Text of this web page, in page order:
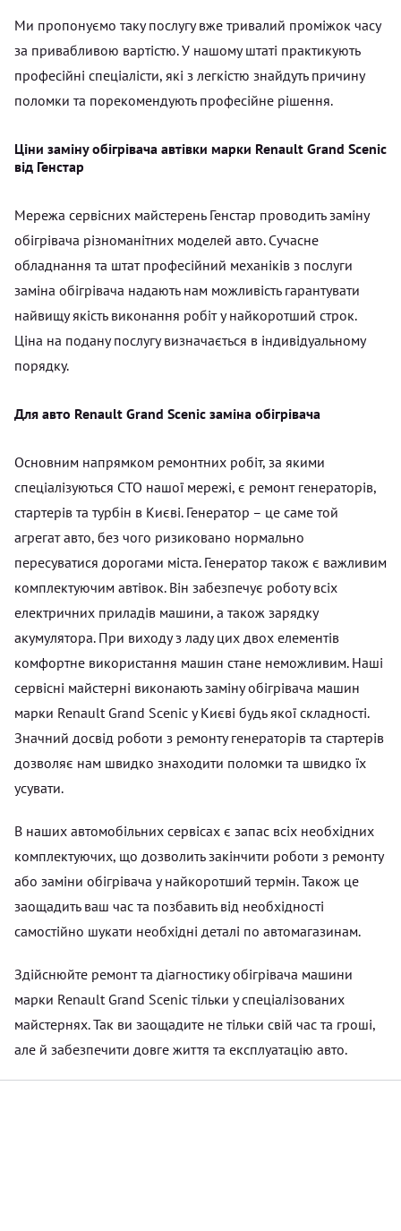
Ми пропонуємо таку послугу вже тривалий проміжок часу
за привабливою вартістю. У нашому штаті практикують
професійні спеціалісти, які з легкістю знайдуть причину
поломки та порекомендують професійне рішення.
Ціни заміну обігрівача автівки марки Renault Grand Scenic
від Генстар
Мережа сервісних майстерень Генстар проводить заміну
обігрівача різноманітних моделей авто. Сучасне
обладнання та штат професійний механіків з послуги
заміна обігрівача надають нам можливість гарантувати
найвищу якість виконання робіт у найкоротший строк.
Ціна на подану послугу визначається в індивідуальному
порядку.
Для авто Renault Grand Scenic заміна обігрівача
Основним напрямком ремонтних робіт, за якими
спеціалізуються СТО нашої мережі, є ремонт генераторів,
стартерів та турбін в Києві. Генератор – це саме той
агрегат авто, без чого ризиковано нормально
пересуватися дорогами міста. Генератор також є важливим
комплектуючим автівок. Він забезпечує роботу всіх
електричних приладів машини, а також зарядку
акумулятора. При виходу з ладу цих двох елементів
комфортне використання машин стане неможливим. Наші
сервісні майстерні виконають заміну обігрівача машин
марки Renault Grand Scenic у Києві будь якої складності.
Значний досвід роботи з ремонту генераторів та стартерів
дозволяє нам швидко знаходити поломки та швидко їх
усувати.
В наших автомобільних сервісах є запас всіх необхідних
комплектуючих, що дозволить закінчити роботи з ремонту
або заміни обігрівача у найкоротший термін. Також це
заощадить ваш час та позбавить від необхідності
самостійно шукати необхідні деталі по автомагазинам.
Здійснюйте ремонт та діагностику обігрівача машини
марки Renault Grand Scenic тільки у спеціалізованих
майстернях. Так ви заощадите не тільки свій час та гроші,
але й забезпечити довге життя та експлуатацію авто.